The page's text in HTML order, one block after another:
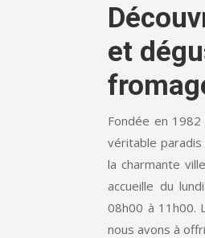
et
Fondée en
véritable
la charmante
accueille du
08h00 à 11h00.
nous avons à